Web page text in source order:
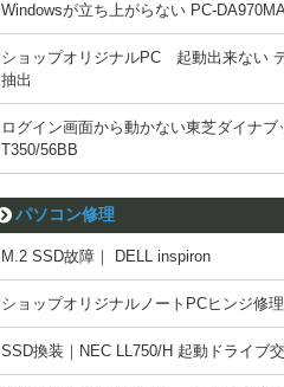
Windowsが立ち上がらない PC-
ショップオリジナルPC 起動出来ない
抽出
ログイン画面から動かない東芝ダイナブ
T350/56BB
パソコン修理
M.2 SSD故障｜ DELL inspiron
ショップオリジナルノートPCヒンジ修理
SSD換装｜NEC LL750/H 起動ドライブ